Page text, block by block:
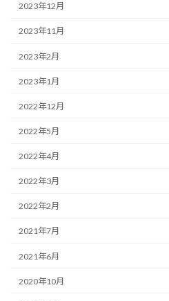
2023年12月
2023年11月
2023年2月
2023年1月
2022年12月
2022年5月
2022年4月
2022年3月
2022年2月
2021年7月
2021年6月
2020年10月